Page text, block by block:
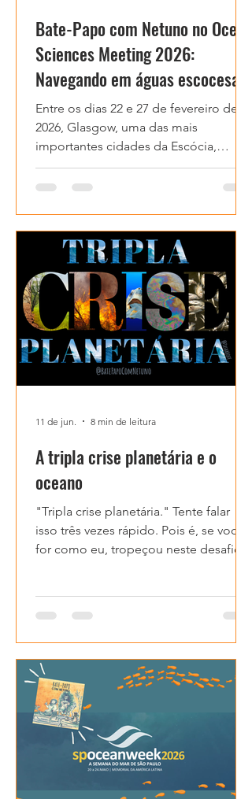
Bate-Papo com Netuno no Ocean
Sciences Meeting 2026:
Navegando em águas escocesas
Entre os dias 22 e 27 de fevereiro de
2026, Glasgow, uma das mais
importantes cidades da Escócia,
recebeu o maior evento de
Oceanografia do planeta: o Ocean
exagerando: foram mais de 6.000
trabalhos apresentados, o espaço era
enorme e usufruíram de toda
tecnologia para fazer o evento
acontecer!
A tripla crise planetária e o
oceano
"Tripla crise planetária." Tente falar
isso três vezes rápido. Pois é, se você
for como eu, tropeçou neste desafio.
esforço de entender, porque estamos
falando de três crises globais
(mudanças climáticas, poluição e
perda de biodiversidade) que não
apenas coexistem, mas se
potencializam.
11 de jun. 8 min de leitura